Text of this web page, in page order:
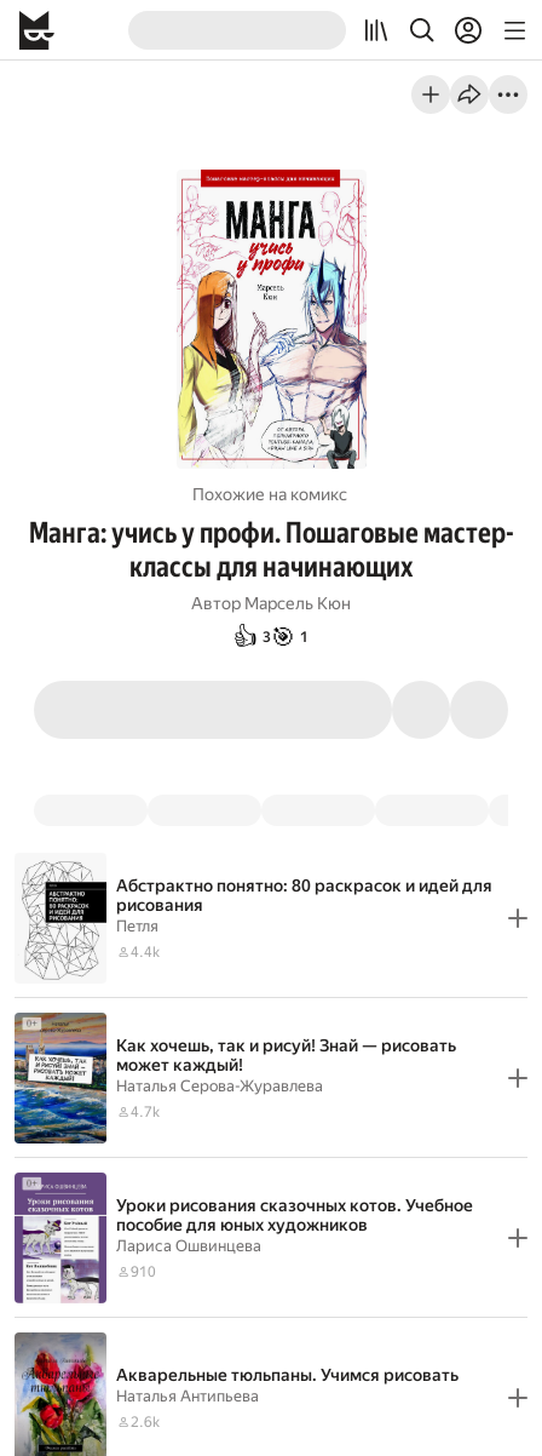
Похожие на комикс
Манга: учись у профи. Пошаговые мастер-
классы для начинающих
Автор Марсель Кюн
👍 3🎯 1
Абстрактно понятно: 80 раскрасок и идей для
рисования
Петля
4.4k
Как хочешь, так и рисуй! Знай — рисовать
может каждый!
Наталья Серова-Журавлева
4.7k
Уроки рисования сказочных котов. Учебное
пособие для юных художников
Лариса Ошвинцева
910
Акварельные тюльпаны. Учимся рисовать
Наталья Антипьева
2.6k